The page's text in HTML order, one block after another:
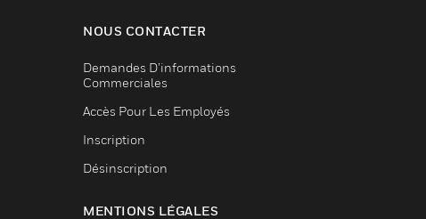
NOUS CONTACTER
Demandes D’informations
Commerciales
Accès Pour Les Employés
Inscription
Désinscription
MENTIONS LÉGALES